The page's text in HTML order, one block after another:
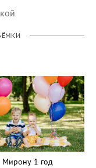
Мирону 1 год